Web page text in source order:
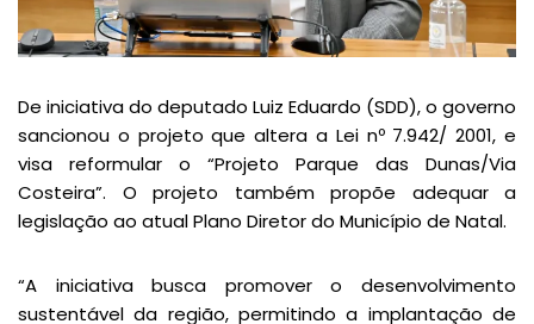
De iniciativa do deputado Luiz Eduardo (SDD), o governo
sancionou o projeto que altera a Lei nº 7.942/ 2001, e
visa reformular o “Projeto Parque das Dunas/Via
Costeira”. O projeto também propõe adequar a
legislação ao atual Plano Diretor do Município de Natal.
“A iniciativa busca promover o desenvolvimento
sustentável da região, permitindo a implantação de